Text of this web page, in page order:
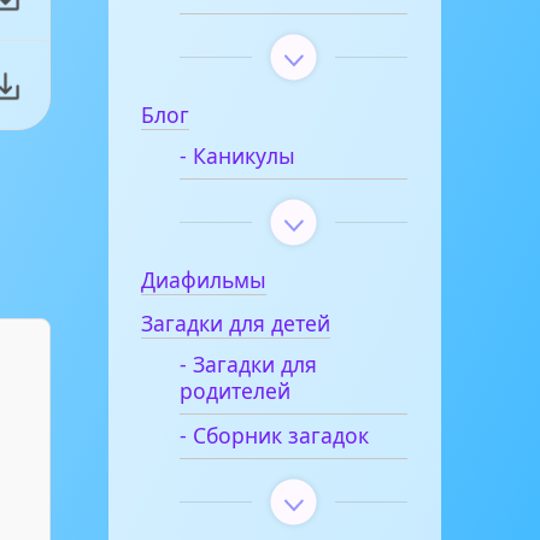
Блог
- Каникулы
Диафильмы
Загадки для детей
- Загадки для
родителей
- Сборник загадок